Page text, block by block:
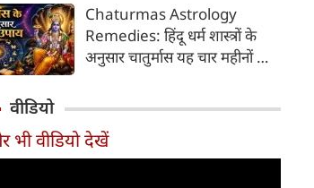
2026 कब है? जानें रक्षा बंधन
2026 की तारीख...
Chaturmas Astrology
Remedies: हिंदू धर्म शास्त्रों के
अनुसार चातुर्मास यह चार महीनों का
आप अपनी राशि के अनुसार चातुर्मास
में कुछ विशेष उपाय करते हैं, तो
वीडियो
भी वीडियो देखें